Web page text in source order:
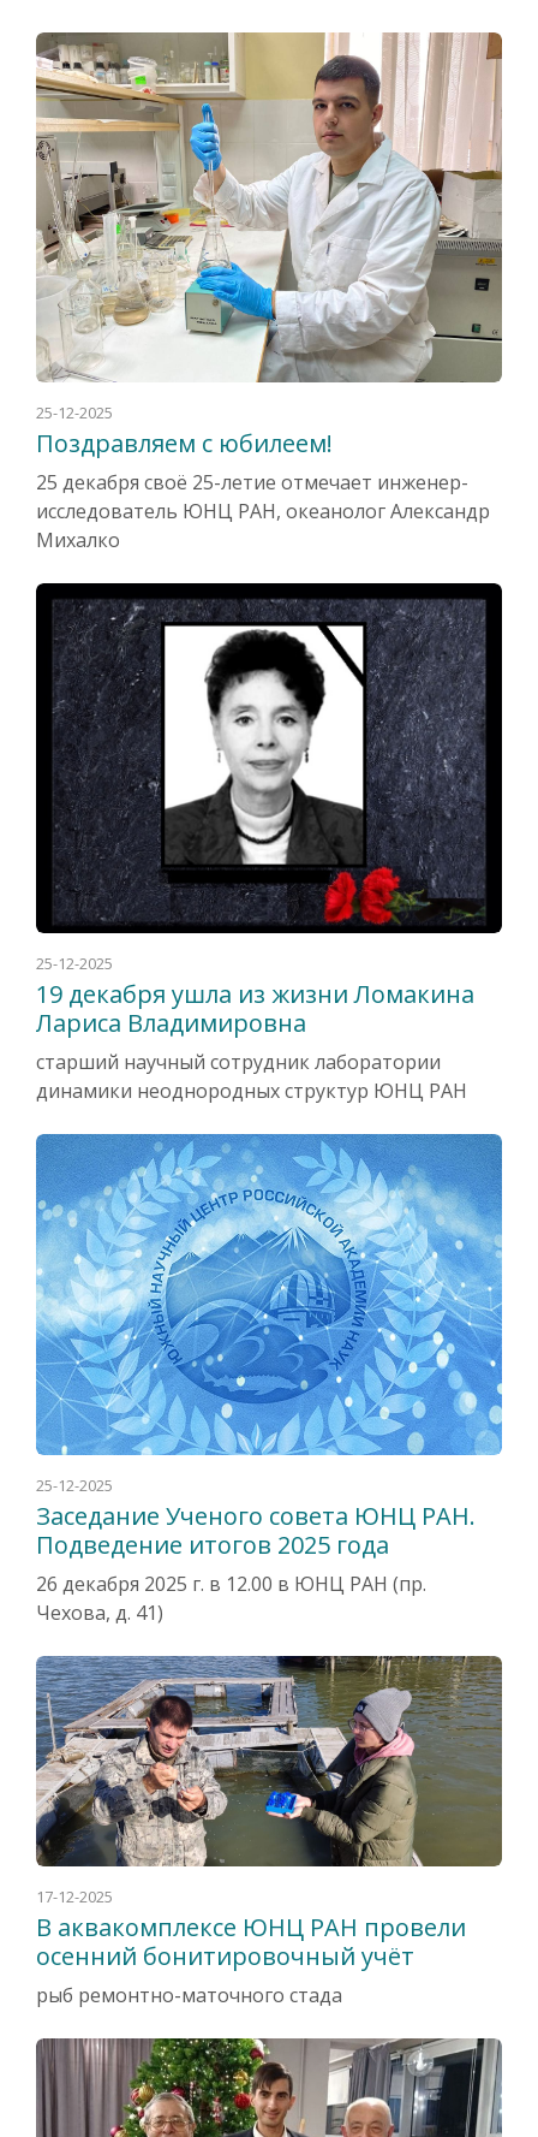
25-12-2025
Поздравляем с юбилеем!
25 декабря своё 25-летие отмечает инженер-
исследователь ЮНЦ РАН, океанолог Александр
Михалко
25-12-2025
19 декабря ушла из жизни Ломакина
Лариса Владимировна
старший научный сотрудник лаборатории
динамики неоднородных структур ЮНЦ РАН
25-12-2025
Заседание Ученого совета ЮНЦ РАН.
Подведение итогов 2025 года
26 декабря 2025 г. в 12.00 в ЮНЦ РАН (пр.
Чехова, д. 41)
17-12-2025
В аквакомплексе ЮНЦ РАН провели
осенний бонитировочный учёт
рыб ремонтно-маточного стада